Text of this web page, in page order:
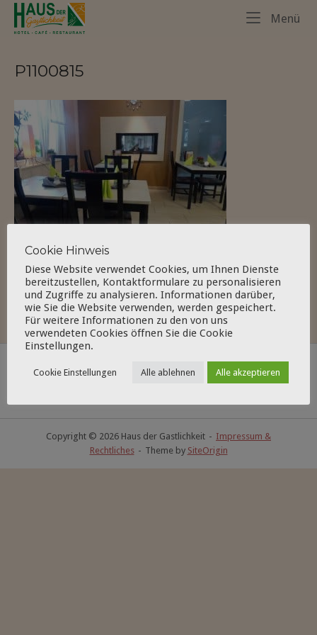
Home
Menü
P1100815
Copyright © 2026 Haus der Gastlichkeit
Impressum &
Rechtliches
Theme by SiteOrigin
Cookie Hinweis
Diese Website verwendet Cookies, um Ihnen Dienste
bereitzustellen, Kontaktformulare zu personalisieren
und Zugriffe zu analysieren. Informationen darüber,
wie Sie die Website verwenden, werden gespeichert.
Für weitere Informationen zu den von uns
verwendeten Cookies öffnen Sie die Cookie
Einstellungen.
Cookie Einstellungen Alle ablehnen Alle akzeptieren